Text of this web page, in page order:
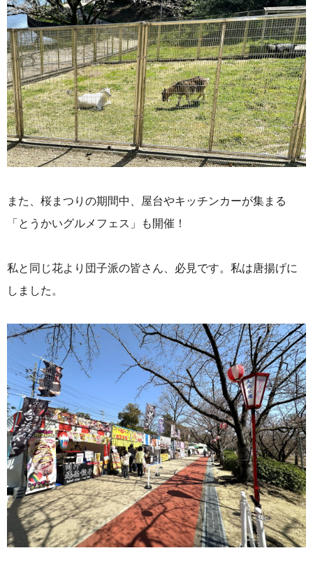
また、桜まつりの期間中、屋台やキッチンカーが集まる
「とうかいグルメフェス」も開催！
私と同じ花より団子派の皆さん、必見です。私は唐揚げに
しました。